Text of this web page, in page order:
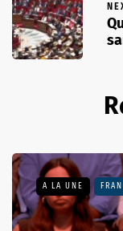
A LA UNE